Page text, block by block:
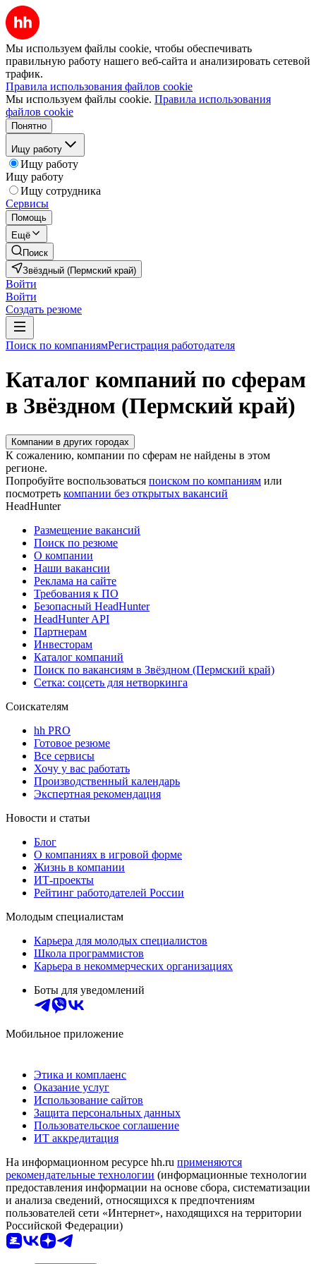
Мы используем файлы cookie, чтобы обеспечивать
правильную работу нашего веб-сайта и анализировать сетевой
трафик.
Правила использования файлов cookie
Мы используем файлы cookie. Правила использования
файлов cookie
Понятно
Ищу работу
Ищу работу
Ищу работу
Ищу сотрудника
Сервисы
Помощь
Ещё
Поиск
Звёздный (Пермский край)
Войти
Войти
Создать резюме
Поиск по компаниямРегистрация работодателя
Каталог компаний по сферам
в Звёздном (Пермский край)
Компании в других городах
К сожалению, компании по сферам не найдены в этом
регионе.
Попробуйте воспользоваться поиском по компаниям или
посмотреть компании без открытых вакансий
HeadHunter
Размещение вакансий
Поиск по резюме
О компании
Наши вакансии
Реклама на сайте
Требования к ПО
Безопасный HeadHunter
HeadHunter API
Партнерам
Инвесторам
Каталог компаний
Поиск по вакансиям в Звёздном (Пермский край)
Сетка: соцсеть для нетворкинга
Соискателям
hh PRO
Готовое резюме
Все сервисы
Хочу у вас работать
Производственный календарь
Экспертная рекомендация
Новости и статьи
Блог
О компаниях в игровой форме
Жизнь в компании
ИТ-проекты
Рейтинг работодателей России
Молодым специалистам
Карьера для молодых специалистов
Школа программистов
Карьера в некоммерческих организациях
Боты для уведомлений
Мобильное приложение
Этика и комплаенс
Оказание услуг
Использование сайтов
Защита персональных данных
Пользовательское соглашение
ИТ аккредитация
На информационном ресурсе hh.ru применяются
рекомендательные технологии (информационные технологии
предоставления информации на основе сбора, систематизации
и анализа сведений, относящихся к предпочтениям
пользователей сети «Интернет», находящихся на территории
Российской Федерации)